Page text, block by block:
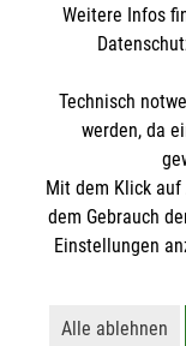
Datenschutz
Malteser
Sharepoint
Empfänger:
IBAN: DE90
BIC:
Der Malteser
gemeinnützige
Weitere Infos
Technisch
werden, da
Mit dem Klick auf
dem Gebrauch
Einstellungen
Alle ablehnen